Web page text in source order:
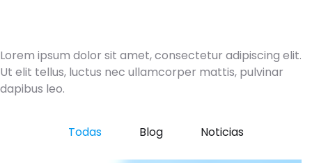
Lorem ipsum dolor sit amet, consectetur adipiscing elit.
Ut elit tellus, luctus nec ullamcorper mattis, pulvinar
dapibus leo.
Todas Blog Noticias